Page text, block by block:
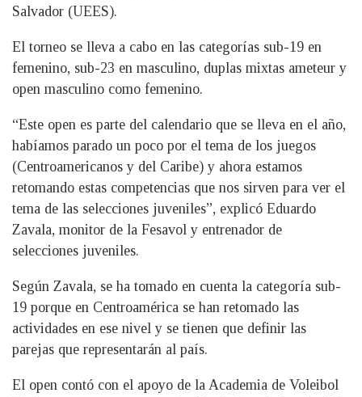
Salvador (UEES).
El torneo se lleva a cabo en las categorías sub-19 en
femenino, sub-23 en masculino, duplas mixtas ameteur y
open masculino como femenino.
“Este open es parte del calendario que se lleva en el año,
habíamos parado un poco por el tema de los juegos
(Centroamericanos y del Caribe) y ahora estamos
retomando estas competencias que nos sirven para ver el
tema de las selecciones juveniles”, explicó Eduardo
Zavala, monitor de la Fesavol y entrenador de
selecciones juveniles.
Según Zavala, se ha tomado en cuenta la categoría sub-
19 porque en Centroamérica se han retomado las
actividades en ese nivel y se tienen que definir las
parejas que representarán al país.
El open contó con el apoyo de la Academia de Voleibol